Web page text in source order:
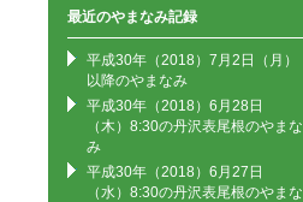
最近のやまなみ記録
平成30年（2018）7月2日（月）
以降のやまなみ
平成30年（2018）6月28日
（木）8:30の丹沢表尾根のやまな
み
平成30年（2018）6月27日
（水）8:30の丹沢表尾根のやまな